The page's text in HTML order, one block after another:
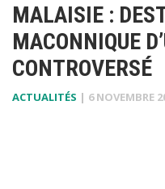
MALAISIE :
MACONNIQUE
CONTROVERSÉ
ACTUALITÉS | 6 NOVEMBRE